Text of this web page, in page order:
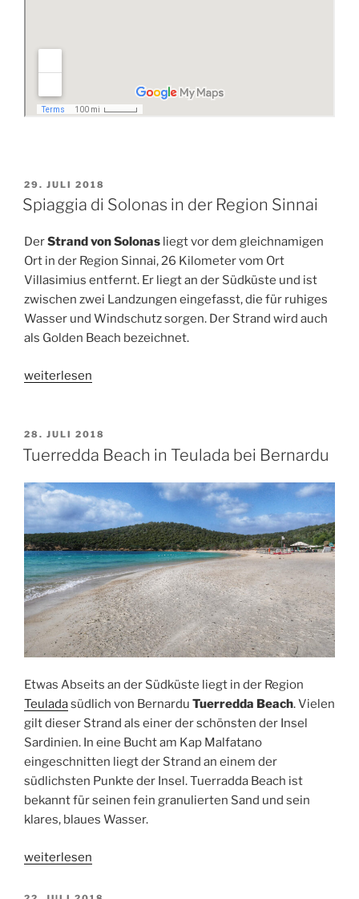
VERÖFFENTLICHT
AM
29. JULI 2018
Spiaggia di Solonas in der Region Sinnai
DerStrand von Solonas liegt vor dem gleichnamigen
Ort in der Region Sinnai, 26 Kilometer vom Ort
Villasimius entfernt. Er liegt an der Südküste und ist
zwischen zwei Landzungen eingefasst, die für ruhiges
Wasser und Windschutz sorgen. Der Strand wird auch
als Golden Beach bezeichnet.
„Spiaggia
in
der
Sinnai“
weiterlesen
VERÖFFENTLICHT
AM
28. JULI 2018
Tuerredda Beach in Teulada bei Bernardu
Etwas Abseits an der Südküste liegt in der Region
Teuladasüdlich von Bernardu Tuerredda Beach. Vielen
gilt dieser Strand als einer der schönsten der Insel
Sardinien. In eine Bucht am Kap Malfatano
eingeschnitten liegt der Strand an einem der
südlichsten Punkte der Insel. Tuerradda Beach ist
bekannt für seinen fein granulierten Sand und sein
klares, blaues Wasser.
„Tuerredda
in
weiterlesen